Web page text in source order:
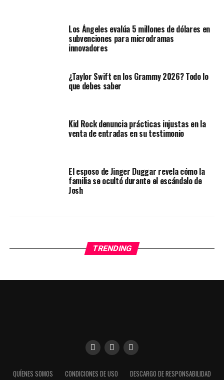
Los Ángeles evalúa 5 millones de dólares en
subvenciones para microdramas
innovadores
¿Taylor Swift en los Grammy 2026? Todo lo
que debes saber
Kid Rock denuncia prácticas injustas en la
venta de entradas en su testimonio
El esposo de Jinger Duggar revela cómo la
familia se ocultó durante el escándalo de
Josh
TRENDING
QUÍENES SOMOS CONDICIONES DE USO DESCARGO DE RESPONSABILIDAD
Utilizamos cookies para darte una mejor experiencia en